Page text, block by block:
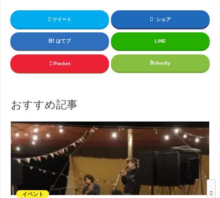
ツイート シェア
はてブ LINE
Pocket feedly
おすすめ記事
イベント